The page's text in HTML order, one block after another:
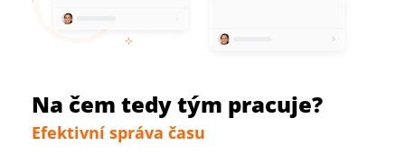
Na čem tedy tým pracuje?
Efektivní správa času